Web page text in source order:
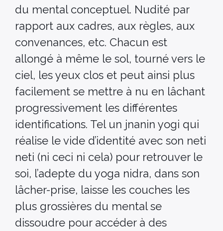
du mental conceptuel. Nudité par
rapport aux cadres, aux règles, aux
convenances, etc. Chacun est
allongé à même le sol, tourné vers le
ciel, les yeux clos et peut ainsi plus
facilement se mettre à nu en lâchant
progressivement les différentes
identifications. Tel un jnanin yogi qui
réalise le vide d’identité avec son neti
neti (ni ceci ni cela) pour retrouver le
soi, l’adepte du yoga nidra, dans son
lâcher-prise, laisse les couches les
plus grossières du mental se
dissoudre pour accéder à des